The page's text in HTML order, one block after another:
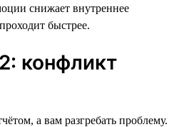
снижает внутреннее
быстрее.
конфликт
а вам разгребать проблему.